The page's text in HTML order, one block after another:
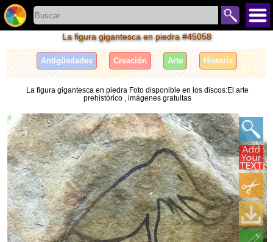
La figura gigantesca en piedra #45058
Antigüedades Creación Arte Historia
La figura gigantesca en piedra Foto disponible en los discos:El arte
prehistórico , imágenes gratuitas